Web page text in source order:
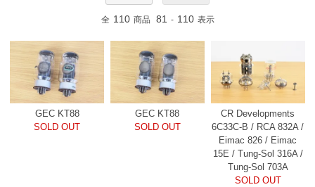
全 110 商品 81 - 110 表示
GEC KT88
SOLD OUT
GEC KT88
SOLD OUT
CR Developments
6C33C-B / RCA 832A /
Eimac 826 / Eimac
15E / Tung-Sol 316A /
Tung-Sol 703A
SOLD OUT